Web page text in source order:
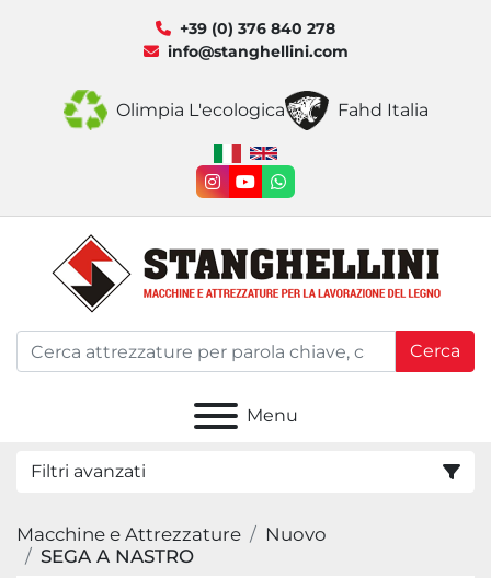
+39 (0) 376 840 278
info@stanghellini.com
Olimpia L'ecologica Fahd Italia
instagram
youtubewhatsapp
Cerca
Menu
Filtri avanzati
Categoria
Macchine e Attrezzature
Nuovo
SEGA A NASTRO